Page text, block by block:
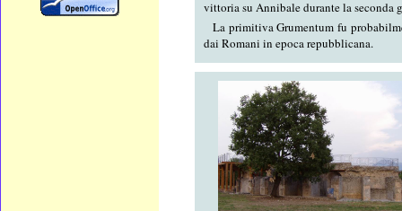
vittoria su Annibale durante la seconda
La primitiva Grumentum fu
dai Romani in epoca repubblicana.